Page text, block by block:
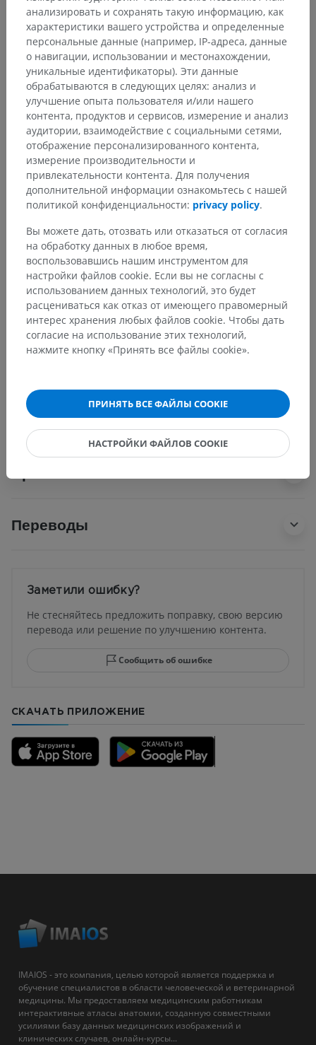
Анатомическая иерархия
Анатомия животных
Общий покров> Коготь, копыто> Стенка
Основные структуры:
Латеральная стенка
Медиальная стенка
Эпидермис стенки
Роговая стенка (пластинка)
Переводы
Заметили ошибку?
Не стесняйтесь предложить поправку, свою версию
перевода или решение по улучшению контента.
Сообщить об ошибке
СКАЧАТЬ ПРИЛОЖЕНИЕ
IMAIOS - это компания, целью которой является поддержка и
обучение специалистов в области человеческой и ветеринарной
медицины. Мы предоставляем медицинским работникам
интерактивные атласы анатомии, созданную совместными
усилиями базу данных медицинских изображений и
клинических случаев, онлайн-курсы...
анализировать и сохранять такую информацию, как
характеристики вашего устройства и определенные
персональные данные (например, IP-адреса, данные
о навигации, использовании и местонахождении,
уникальные идентификаторы). Эти данные
обрабатываются в следующих целях: анализ и
улучшение опыта пользователя и/или нашего
контента, продуктов и сервисов, измерение и анализ
аудитории, взаимодействие с социальными сетями,
отображение персонализированного контента,
измерение производительности и
привлекательности контента. Для получения
дополнительной информации ознакомьтесь с нашей
политикой конфиденциальности: privacy policy.
Вы можете дать, отозвать или отказаться от согласия
на обработку данных в любое время,
воспользовавшись нашим инструментом для
настройки файлов cookie. Если вы не согласны с
использованием данных технологий, это будет
расцениваться как отказ от имеющего правомерный
интерес хранения любых файлов cookie. Чтобы дать
согласие на использование этих технологий,
нажмите кнопку «Принять все файлы cookie».
ПРИНЯТЬ ВСЕ ФАЙЛЫ COOKIE
НАСТРОЙКИ ФАЙЛОВ COOKIE